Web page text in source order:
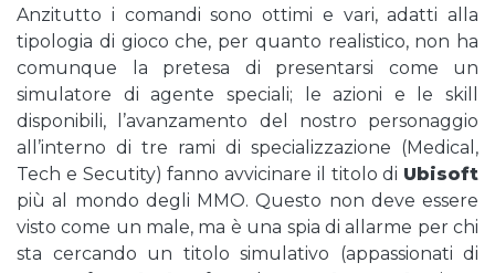
Anzitutto i comandi sono ottimi e vari, adatti alla
tipologia di gioco che, per quanto realistico, non ha
comunque la pretesa di presentarsi come un
simulatore di agente speciali; le azioni e le skill
disponibili, l’avanzamento del nostro personaggio
all’interno di tre rami di specializzazione (Medical,
Tech e Secutity) fanno avvicinare il titolo di Ubisoft
più al mondo degli MMO. Questo non deve essere
visto come un male, ma è una spia di allarme per chi
sta cercando un titolo simulativo (appassionati di